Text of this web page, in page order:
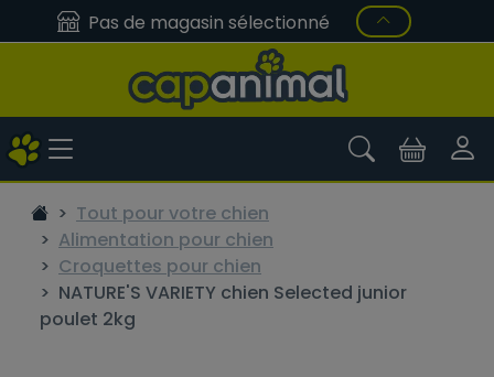
Pas de magasin sélectionné
Tout pour votre chien
Alimentation pour chien
Croquettes pour chien
NATURE'S VARIETY chien Selected junior
poulet 2kg